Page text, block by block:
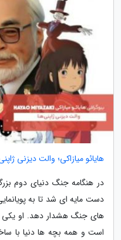
هایائو میازاکی؛ والت دیزنی
در هنگامه جنگ دنیای دوم
دست مایه ای شد تا به
های جنگ هشدار دهد. او یکی
است و همه بچه ها دنیا با